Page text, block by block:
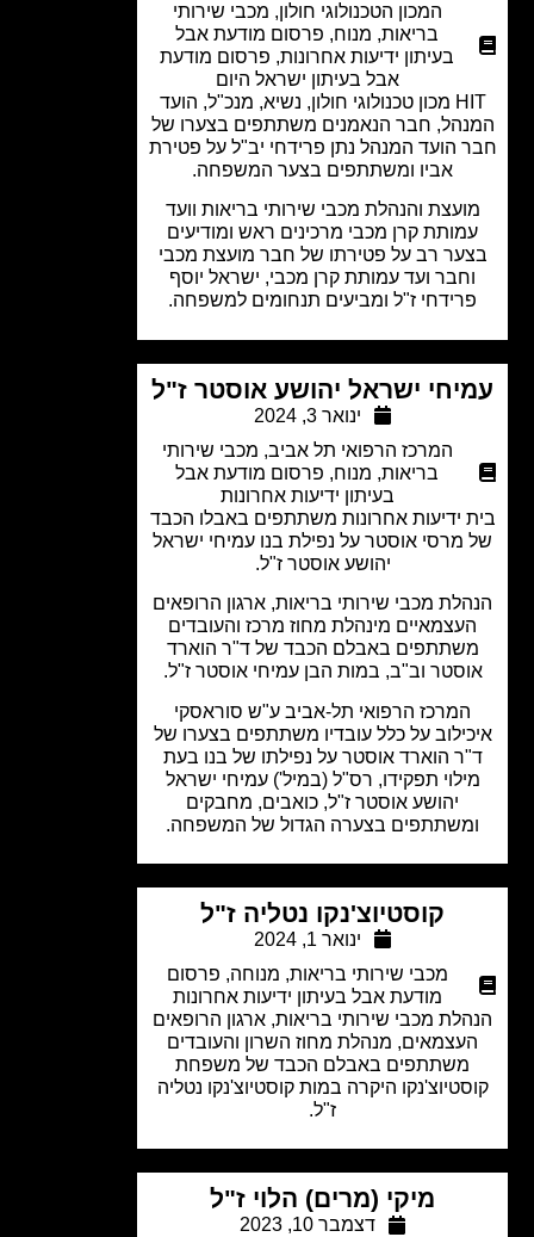
המכון הטכנולוגי חולון,מכבי שירותי
בריאות
,מנוח,פרסום מודעת אבל
בעיתון ידיעות אחרונות,פרסום מודעת
אבל בעיתון ישראל היום
HIT מכון טכנולוגי חולון, נשיא, מנכ"ל, הועד
חבר הנאמנים משתתפים בצערו של
הועד המנהל נתן פרידחי יב"ל על פטירת
אביו ומשתתפים בצער המשפחה.
והנהלת מכבי שירותי בריאות וועד
קרן מכבי מרכינים ראש ומודיעים
רב על פטירתו של חבר מועצת מכבי
ועד עמותת קרן מכבי, ישראל יוסף
ז"ל ומביעים תנחומים למשפחה.
ישראל יהושע אוסטר ז"ל
ינואר 3, 2024
המרכז הרפואי תל אביב,מכבי שירותי
בריאות
,מנוח,פרסום מודעת אבל
בעיתון ידיעות אחרונות
ידיעות אחרונות משתתפים באבלו הכבד
מרסי אוסטר על נפילת בנו עמיחי ישראל
יהושע אוסטר ז"ל.
מכבי שירותי בריאות, ארגון הרופאים
מינהלת מחוז מרכז והעובדים
באבלם הכבד של ד"ר הוארד
וב"ב, במות הבן עמיחי אוסטר ז"ל.
המרכז הרפואי תל-אביב ע"ש סוראסקי
על כלל עובדיו משתתפים בצערו של
הוארד אוסטר על נפילתו של בנו בעת
תפקידו, רס"ל (במיל') עמיחי ישראל
יהושע אוסטר ז"ל, כואבים, מחבקים
בצערה הגדול של המשפחה.
קוסטיוצ'נקו נטליה ז"ל
ינואר 1, 2024
מכבי שירותי בריאות ,מנוחה, פרסום
מודעת אבל בעיתון ידיעות אחרונות
מכבי שירותי בריאות, ארגון הרופאים
מנהלת מחוז השרון והעובדים
משתתפים באבלם הכבד של משפחת
היקרה במות קוסטיוצ'נקו נטליה
מיקי (מרים) הלוי ז"ל
דצמבר 10, 2023